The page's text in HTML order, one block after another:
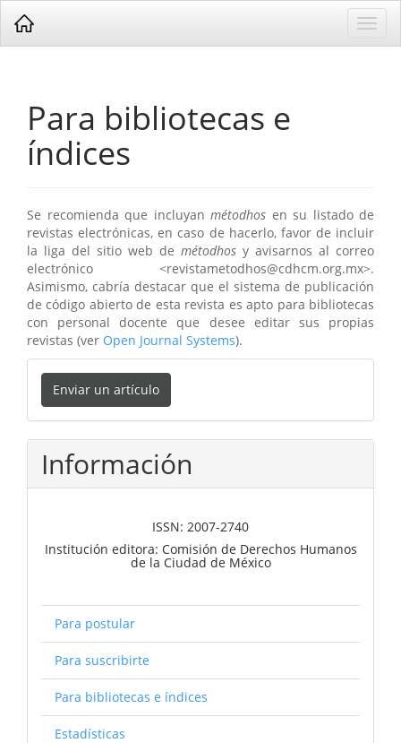
Contenido
Para bibliotecas e
índices
Se recomienda que incluyan métodhos en su listado de
revistas electrónicas, en caso de hacerlo, favor de incluir
la liga del sitio web de métodhos y avisarnos al correo
electrónico <revistametodhos@cdhcm.org.mx>.
Asimismo, cabría destacar que el sistema de publicación
de código abierto de esta revista es apto para bibliotecas
con personal docente que desee editar sus propias
revistas (ver Open Journal Systems).
Enviar
un
artículo
Enviar un artículo
Información
ISSN: 2007-2740
Institución editora: Comisión de Derechos Humanos
de la Ciudad de México
Para postular
Para suscribirte
Para bibliotecas e índices
Estadísticas